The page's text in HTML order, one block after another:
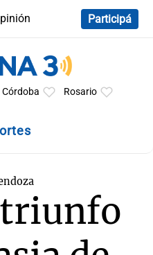
Participá
Córdoba Rosario